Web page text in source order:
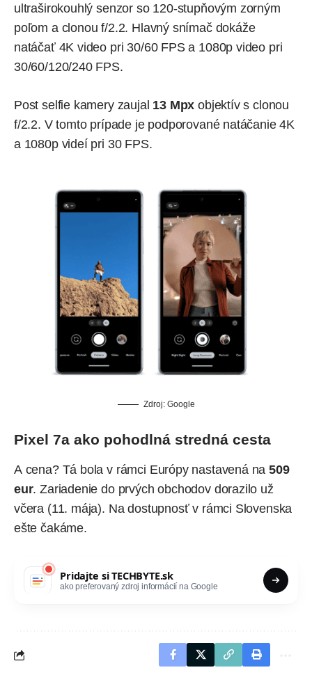
ultraširokouhlý senzor so 120-stupňovým zorným
poľom a clonou f/2.2. Hlavný snímač dokáže
natáčať 4K video pri 30/60 FPS a 1080p video pri
30/60/120/240 FPS.
Post selfie kamery zaujal 13 Mpx objektív s clonou
f/2.2. V tomto prípade je podporované natáčanie 4K
a 1080p videí pri 30 FPS.
Zdroj: Google
Pixel 7a ako pohodlná stredná cesta
A cena? Tá bola v rámci Európy nastavená na509
eur. Zariadenie do prvých obchodov dorazilo už
včera (11. mája). Na dostupnosť v rámci Slovenska
ešte čakáme.
Pridajte siTECHBYTE.sk
ako preferovaný zdroj informácií na Google